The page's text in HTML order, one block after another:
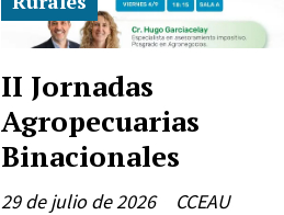
II Jornadas
Agropecuarias
Binacionales
CCEAU
29 de julio de 2026